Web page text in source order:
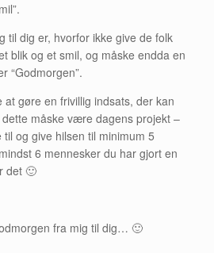
til dig er, hvorfor ikke give de folk
blik og et smil, og måske endda en
“Godmorgen”.
gøre en frivillig indsats, der kan
måske være dagens projekt –
og give hilsen til minimum 5
6 mennesker du har gjort en
det 🙂
fra mig til dig… 🙂